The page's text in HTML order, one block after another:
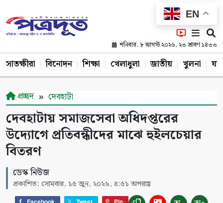
EN
শনিবার, ৮ আগস্ট ২০২৬, ২৩ শ্রাবণ ১৪৩৩
সাতক্ষীরা বিনোদন শিক্ষা খেলাধুলা জাতীয় খুলনা
প্রচ্ছদ দেবহাটা
দেবহাটায় সমাজসেবা অধিদপ্তরের
উদ্যোগে প্রতিবন্ধীদের মাঝে হুইলচেয়ার
বিতরণ
ডেস্ক নিউজ
প্রকাশিত: সোমবার, ১৫ জুন, ২০২৬, ৪:৫১ অপরাহ্ণ